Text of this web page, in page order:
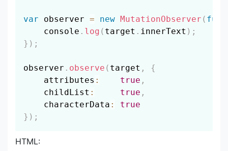
var observer = new MutationObserver (
    console
. log ( target . innerText ) ;
} ) ;
observer . observe ( target ,
{
    attributes
: true ,
    childList
: true ,
    characterData
:
true
} ) ;
HTML: